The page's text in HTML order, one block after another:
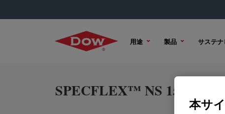
用途 製品 サステ
SPECFLEX™ NS 1540
本サ